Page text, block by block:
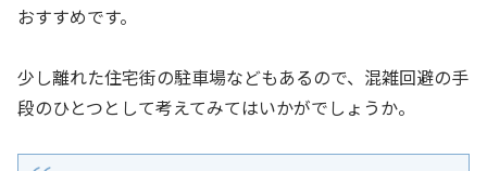
おすすめです。
少し離れた住宅街の駐車場などもあるので、混雑回避の手
段のひとつとして考えてみてはいかがでしょうか。